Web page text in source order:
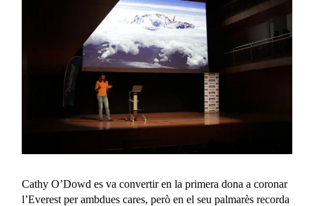
Cathy O’Dowd es va convertir en la primera dona a coronar
l’Everest per ambdues cares, però en el seu palmarès recorda